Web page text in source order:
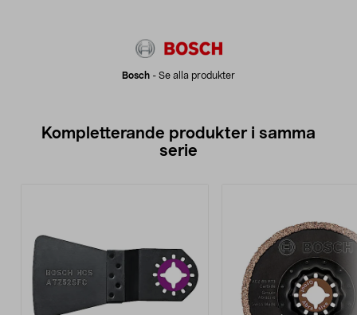
Bosch - Se alla produkter
Kompletterande produkter i samma
serie